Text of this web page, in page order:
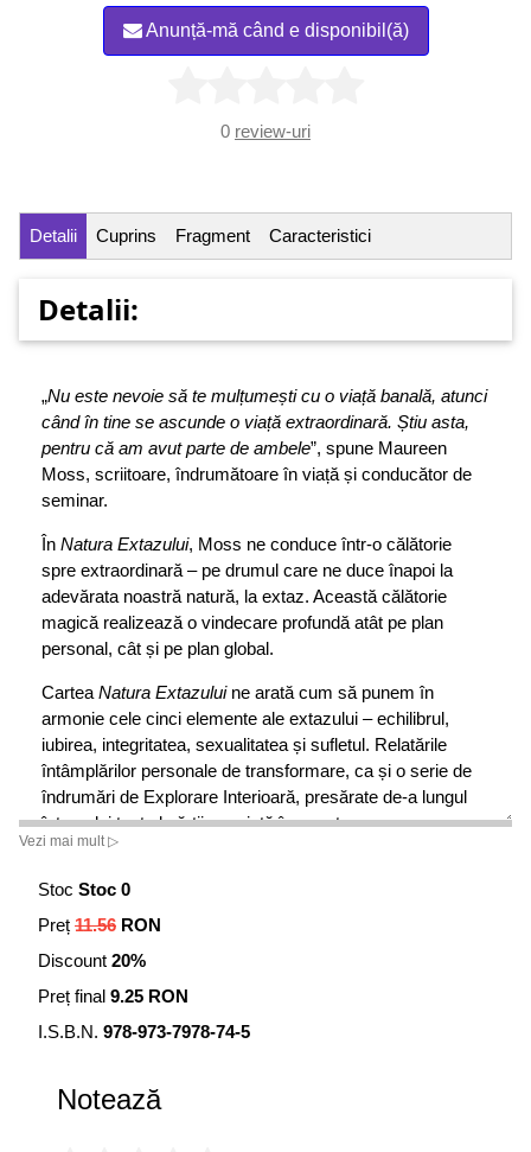
Anunță-mă când e disponibil(ă)
0 review-uri
Detalii Cuprins Fragment Caracteristici
Detalii:
„Nu este nevoie să te mulțumești cu o viață banală, atunci
când în tine se ascunde o viață extraordinară. Știu asta,
pentru că am avut parte de ambele”, spune Maureen
Moss, scriitoare, îndrumătoare în viață și conducător de
seminar.
În Natura Extazului, Moss ne conduce într-o călătorie
spre extraordinară – pe drumul care ne duce înapoi la
adevărata noastră natură, la extaz. Această călătorie
magică realizează o vindecare profundă atât pe plan
personal, cât și pe plan global.
Cartea Natura Extazuluine arată cum să punem în
armonie cele cinci elemente ale extazului – echilibrul,
iubirea, integritatea, sexualitatea și sufletul. Relatările
întâmplărilor personale de transformare, ca și o serie de
îndrumări de Explorare Interioară, presărate de-a lungul
întregului text al cărții, ne ajută în acest proces.
adevăr, care depășește cu mult ceea ce cunoaște mintea
în momentul de față. “Sunt iubită și iubesc așa cum
trebuie?” Cu fiecare clipă în care-ți vei atinge propria
trăiești viața cu Integritate, ia naștere o mare libertate și o
caracterului Divin al Sexualității tale și a forței pure a
Vezi mai mult ▷
Stoc Stoc 0
Preț 11.56 RON
Discount 20%
Preț final 9.25 RON
I.S.B.N. 978-973-7978-74-5
Notează